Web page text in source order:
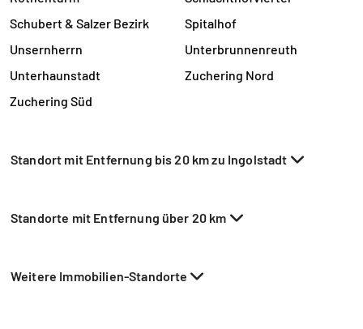
Schubert & Salzer Bezirk
Spitalhof
Unsernherrn
Unterbrunnenreuth
Unterhaunstadt
Zuchering Nord
Zuchering Süd
Standort mit Entfernung bis 20 km zu Ingolstadt
Standorte mit Entfernung über 20 km
Weitere Immobilien-Standorte